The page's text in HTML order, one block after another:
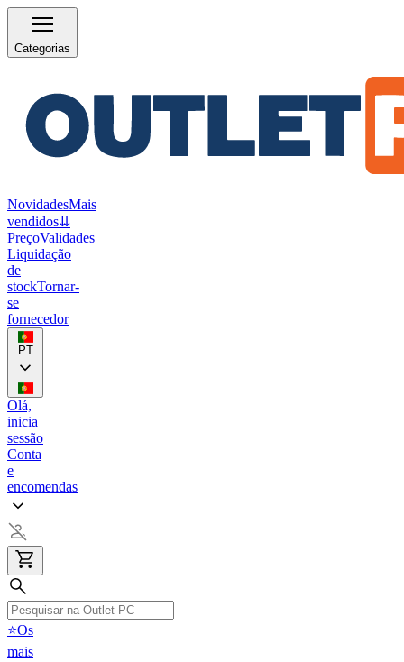
Categorias
NovidadesMais
vendidos⇊
PreçoValidades
Liquidação
de
stockTornar-
se
fornecedor
PT
Olá,
inicia
sessão
Conta
e
encomendas
⭐Os
mais